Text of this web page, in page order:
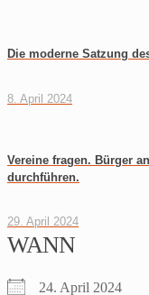
Die moderne Satzung
8. April 2024
Vereine fragen. Bürger
durchführen.
29. April 2024
WANN
24. April 2024